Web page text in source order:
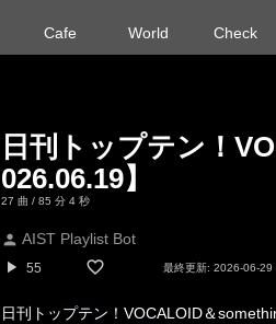
Cafe World Check
日刊トップテン！
026.06.19】
27 曲 / 85 分 4 秒
person AIST Playlist Bot
play_arrow 55 最終更新: 2026-06-29
日刊トップテン！VOCALOID＆